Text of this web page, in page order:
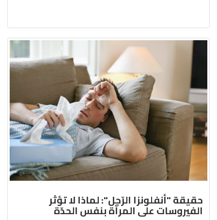
حقيقة "أنفلونزا الرّجل": لماذا لا تؤثر
الفيروسات على المرأة بنفس الحدّة